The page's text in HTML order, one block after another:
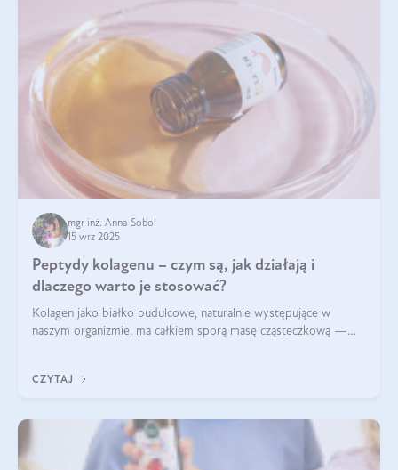
mgr inż. Anna Sobol
15 wrz 2025
Peptydy kolagenu – czym są, jak działają i
dlaczego warto je stosować?
Kolagen jako białko budulcowe, naturalnie występujące w
naszym organizmie, ma całkiem sporą masę cząsteczkową —
bardziej biodostępny
CZYTAJ